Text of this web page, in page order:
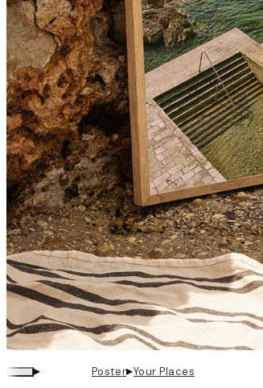
▸ Poster▸Your Places